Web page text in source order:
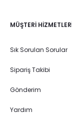
MÜŞTERI
Sık Sorulan Sorular
Sipariş Takibi
Gönderim
Yardım